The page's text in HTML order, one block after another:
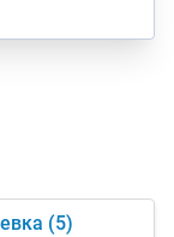
(5)